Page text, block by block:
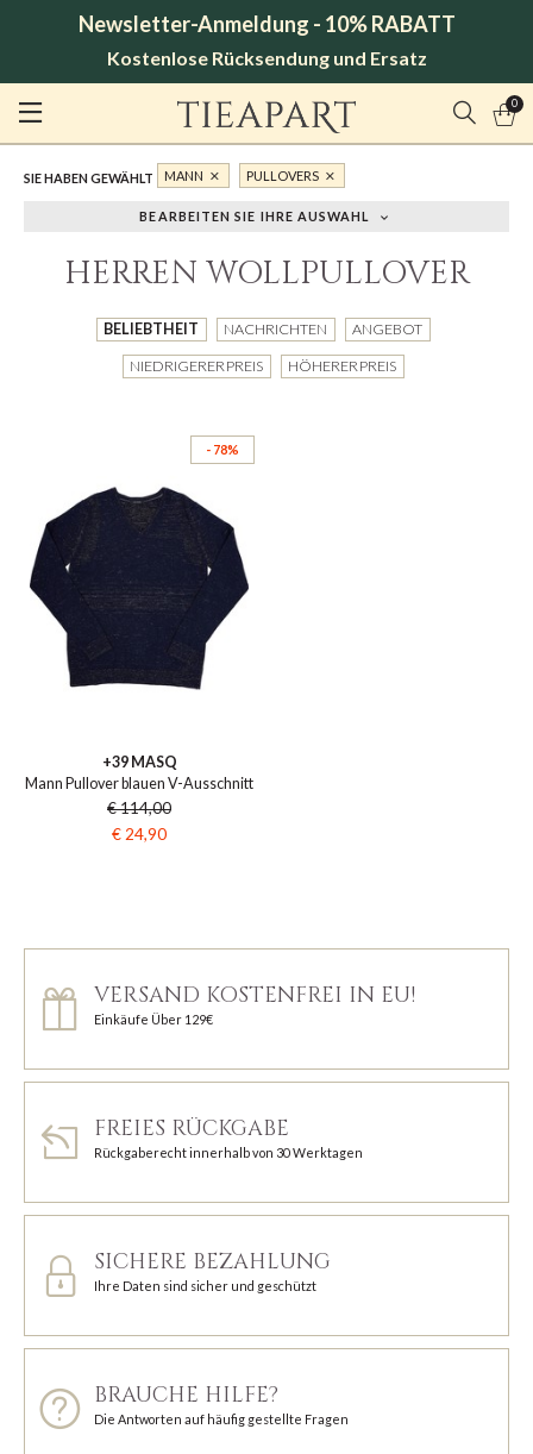
Newsletter-Anmeldung - 10% RABATT
Kostenlose Rücksendung und Ersatz
0
SIE HABEN GEWÄHLT MANN PULLOVERS
BEARBEITEN SIE IHRE AUSWAHL
HERREN WOLLPULLOVER
BELIEBTHEIT NACHRICHTEN ANGEBOT
NIEDRIGERER PREIS HÖHERER PREIS
- 78%
+39 MASQ
Mann Pullover blauen V-Ausschnitt
€ 114,00
€ 24,90
VERSAND KOSTENFREI IN EU!
Einkäufe Über 129€
FREIES RÜCKGABE
Rückgaberecht innerhalb von 30 Werktagen
SICHERE BEZAHLUNG
Ihre Daten sind sicher und geschützt
BRAUCHE HILFE?
Die Antworten auf häufig gestellte Fragen